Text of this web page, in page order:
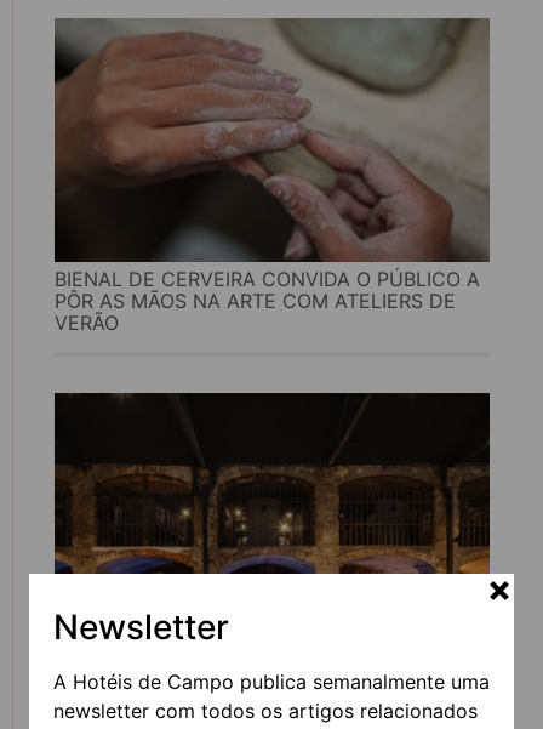
Newsletter
A Hotéis de Campo publica semanalmente uma
newsletter com todos os artigos relacionados
BIENAL DE CERVEIRA CONVIDA O PÚBLICO A
PÔR AS MÃOS NA ARTE COM ATELIERS DE
VERÃO
PERCURSO IMERSIVO DEDICADO AO VINHO
DO PORTO